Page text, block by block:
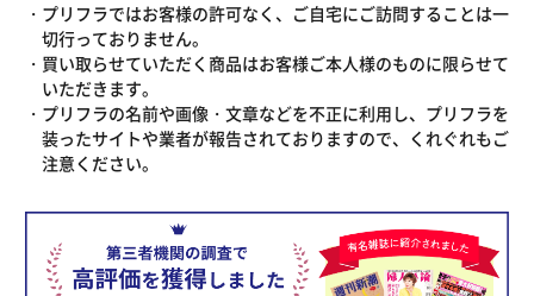
プリフラではお客様の許可なく、ご自宅にご訪問することは一
切行っておりません。
買い取らせていただく商品はお客様ご本人様のものに限らせて
いただきます。
プリフラの名前や画像・文章などを不正に利用し、プリフラを
装ったサイトや業者が報告されておりますので、くれぐれもご
注意ください。